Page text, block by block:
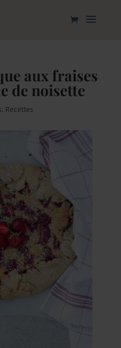
aux fraises
de noisette
, Recettes